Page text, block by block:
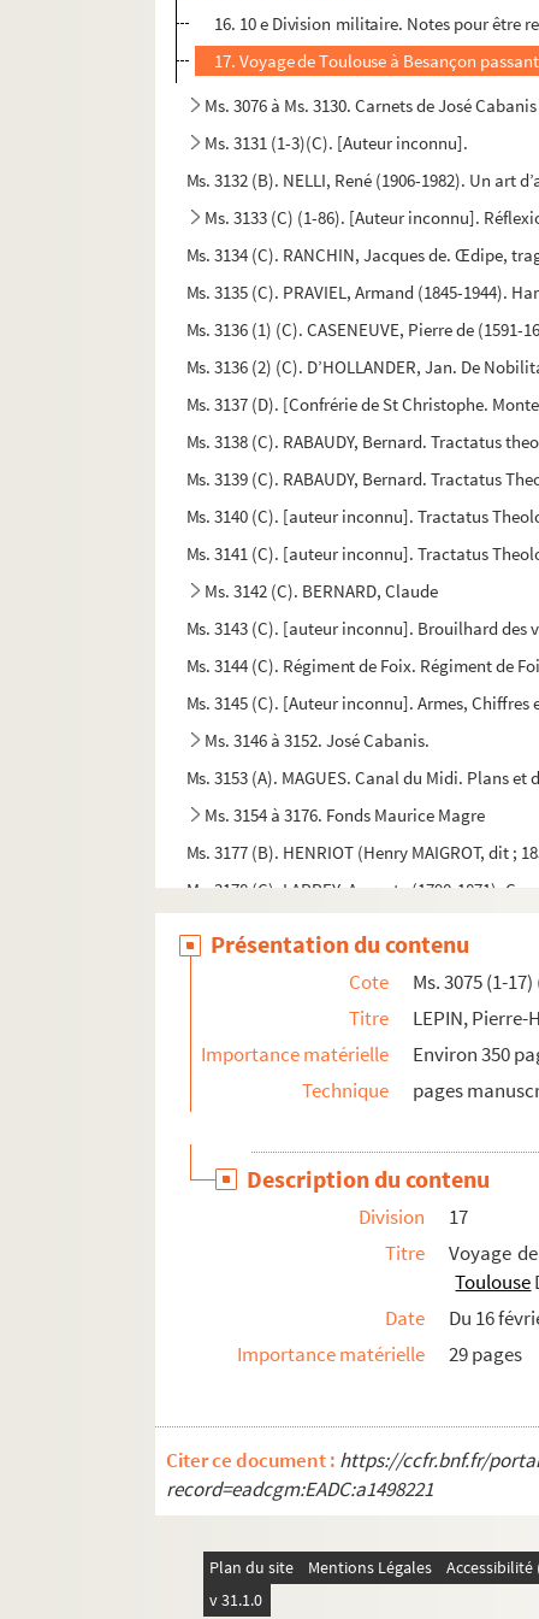
16. 10 e Division militaire. Notes pour être
17. Voyage de Toulouse à Besançon
Ms. 3076 à Ms. 3130. Carnets de José Cabanis
Ms. 3131 (1-3)(C). [Auteur inconnu].
Ms. 3132 (B). NELLI, René (1906-1982). Un art
Ms. 3133 (C) (1-86). [Auteur inconnu].
Ms. 3134 (C). RANCHIN, Jacques de. Œdipe,
Ms. 3135 (C). PRAVIEL, Armand (1845-1944).
Ms. 3136 (1) (C). CASENEUVE, Pierre de
Ms. 3136 (2) (C). D’HOLLANDER, Jan. De
Ms. 3137 (D). [Confrérie de St Christophe.
Ms. 3138 (C). RABAUDY, Bernard. Tractatus
Ms. 3139 (C). RABAUDY, Bernard. Tractatus
Ms. 3140 (C). [auteur inconnu]. Tractatus
Ms. 3141 (C). [auteur inconnu]. Tractatus
Ms. 3142 (C). BERNARD, Claude
Ms. 3143 (C). [auteur inconnu]. Brouilhard des
Ms. 3144 (C). Régiment de Foix. Régiment de
Ms. 3145 (C). [Auteur inconnu]. Armes, Chiffres
Ms. 3146 à 3152. José Cabanis.
Ms. 3153 (A). MAGUES. Canal du Midi. Plans
Ms. 3154 à 3176. Fonds Maurice Magre
Ms. 3177 (B). HENRIOT (Henry MAIGROT, dit
Ms. 3178 (C). LARREY, Auguste (1790-1871).
Ms. 3180 (C). MARMONTEL, Jean-François
Ms. 3233 (B). VALENCIENNES, Pierre-Henri
Ms. 3234 (A). [Auteur inconnu]. Vespéral in-folio
Ms. 3235 (B). [Auteur inconnu]. Partitions
Ms. 3236 (B). [Auteur inconnu]. Partitions
Ms. 3237 (B). [Auteur inconnu]. Divers
Ms. 3242 (C). Auteur inconnu. Heures à l’usage
Ms. 3243 (C). FLORIMONT, Laurens. Physica
Ms. 3245 (C). SAINT-SAENS, Camille (1835-
Ms. 3246 (C). DELTEIL, Joseph (1894-1978),
Présentation du contenu
Cote
Ms. 3075 (1-17)
Titre
LEPIN, Pierre-
Importance matérielle
Environ 350
Technique
pages
Description du contenu
Division
17
Titre
Voyage
Toulouse
Date
Du 16
Importance matérielle
29 pages
Citer ce document : https://ccfr.bnf.fr/
record=eadcgm:EADC:a1498221
Plan du site Mentions Légales
v 31.1.0